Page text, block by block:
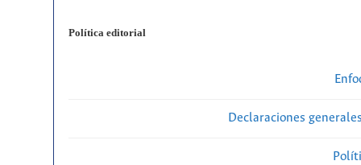
Política editorial
Declaraciones